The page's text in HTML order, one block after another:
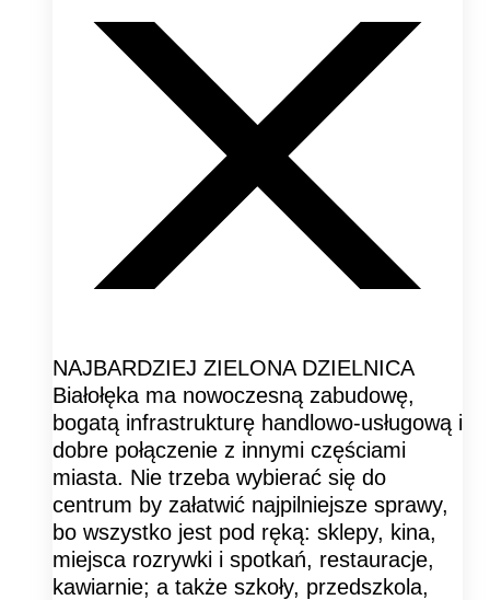
NAJBARDZIEJ ZIELONA DZIELNICA
Białołęka ma nowoczesną zabudowę,
bogatą infrastrukturę handlowo-usługową i
dobre połączenie z innymi częściami
miasta. Nie trzeba wybierać się do
centrum by załatwić najpilniejsze sprawy,
bo wszystko jest pod ręką: sklepy, kina,
miejsca rozrywki i spotkań, restauracje,
kawiarnie; a także szkoły, przedszkola,